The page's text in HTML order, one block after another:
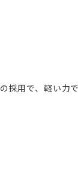
採用で、軽い力